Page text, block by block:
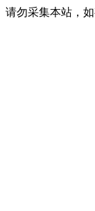
请勿采集本站，